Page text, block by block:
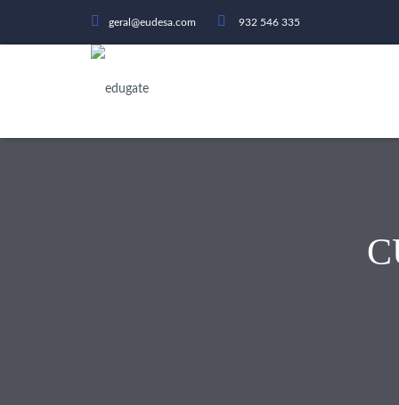
geral@eudesa.com 932 546 335